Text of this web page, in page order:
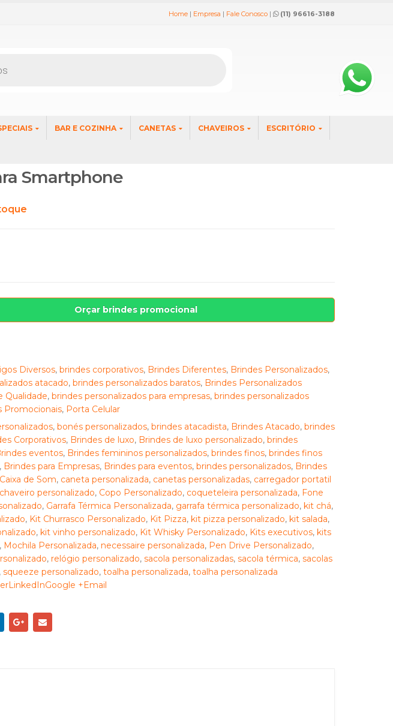
Home | Empresa | Fale Conosco | (11) 96616-3188
BAR E COZINHA CANETAS CHAVEIROS ESCRITÓRIO
Smartphone
Orçar brindes promocional
Diversos, brindes corporativos, Brindes Diferentes, Brindes Personalizados,
atacado, brindes personalizados baratos, Brindes Personalizados
Qualidade, brindes personalizados para empresas, brindes personalizados
Promocionais, Porta Celular
, bonés personalizados, brindes atacadista, Brindes Atacado, brindes
Corporativos, Brindes de luxo, Brindes de luxo personalizado, brindes
eventos, Brindes femininos personalizados, brindes finos, brindes finos
Brindes para Empresas, Brindes para eventos, brindes personalizados, Brindes
Caixa de Som, caneta personalizada, canetas personalizadas, carregador portatil
chaveiro personalizado, Copo Personalizado, coqueteleira personalizada, Fone
, Garrafa Térmica Personalizada, garrafa térmica personalizado, kit chá,
, Kit Churrasco Personalizado, Kit Pizza, kit pizza personalizado, kit salada,
, kit vinho personalizado, Kit Whisky Personalizado, Kits executivos, kits
Mochila Personalizada, necessaire personalizada, Pen Drive Personalizado,
, relógio personalizado, sacola personalizadas, sacola térmica, sacolas
squeeze personalizado, toalha personalizada, toalha personalizada
+Email